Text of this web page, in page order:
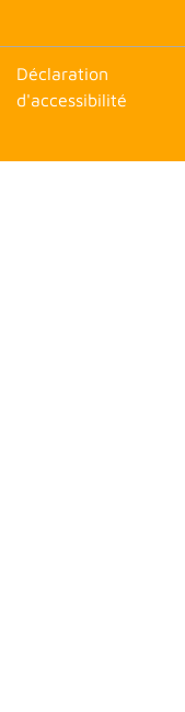
Déclaration
d'accessibilité